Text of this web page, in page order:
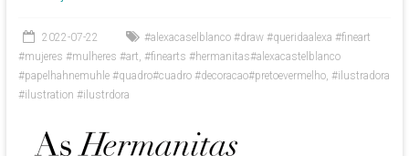
2022-07-22
#alexacaselblanco #draw #queridaalexa #fineart
#mujeres #mulheres #art, #finearts #hermanitas#alexacastelblanco
#papelhahnemuhle #quadro#cuadro #decoracao#pretoevermelho, #ilustradora
#ilustration #ilustrdora